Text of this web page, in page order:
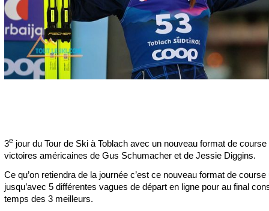
3e jour du Tour de Ski à Toblach avec un nouveau format de course
victoires américaines de Gus Schumacher et de Jessie Diggins.
Ce qu’on retiendra de la journée c’est ce nouveau format de
jusqu’avec 5 différentes vagues de départ en ligne pour au final
temps des 3 meilleurs.